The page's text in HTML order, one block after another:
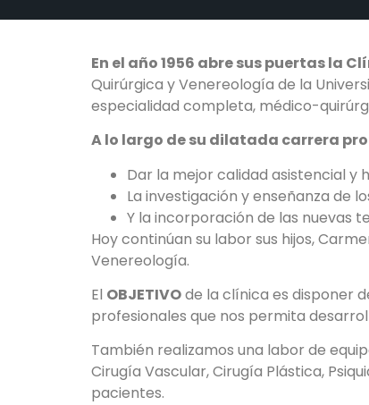
En el año 1956 abre sus puertas la
Quirúrgica y Venereología de la
especialidad completa, médico-
A lo largo de su dilatada carrera
Dar la mejor calidad asistencial y
La investigación y enseñanza de
Y la incorporación de las nuevas
Hoy continúan su labor sus hijos,
Venereología.
El OBJETIVOde la clínica es disponer
profesionales que nos permita
También realizamos una labor de
Cirugía Vascular, Cirugía Plástica,
pacientes.